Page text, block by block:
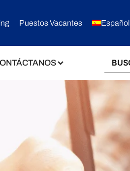
Puestos Vacantes Español